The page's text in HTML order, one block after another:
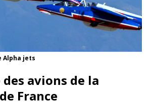
Alpha jets
avions de la
France